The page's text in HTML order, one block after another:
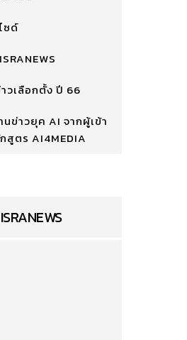
ซด์
วเลือกตั้ง ปี 66
นข่าวยุค AI จากผู้เข้า
สูตร AI4MEDIA